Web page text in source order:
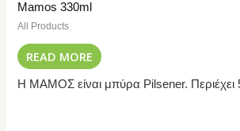
Mamos 330ml
All Products
READ MORE
Η ΜΑΜΟΣ είναι μπύρα Pilsener. Περιέχει